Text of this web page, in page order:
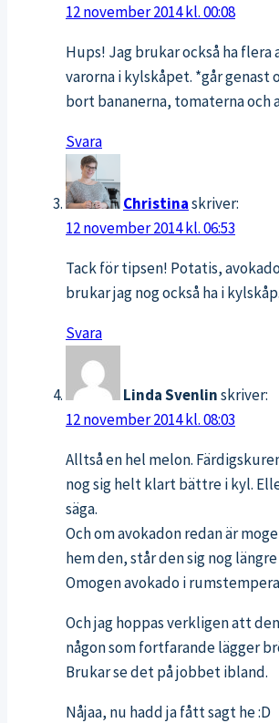
12 november 2014 kl. 00:08
Hups! Jag brukar också ha flera
varorna i kylskåpet. *går genast
bort bananerna, tomaterna och
Svara
Christinaskriver:
12 november 2014 kl. 06:53
Tack för tipsen! Potatis,
brukar jag nog också ha i kylskåp.
Svara
Linda Svenlinskriver:
12 november 2014 kl. 08:03
Alltså en hel melon.
nog sig helt klart bättre i kyl.
säga.
Och om avokadon redan är
hem den, står den sig nog
Omogen avokado i
Och jag hoppas verkligen att
någon som fortfarande lägger
Brukar se det på jobbet ibland.
Nåjaa, nu hadd ja fått sagt he :D